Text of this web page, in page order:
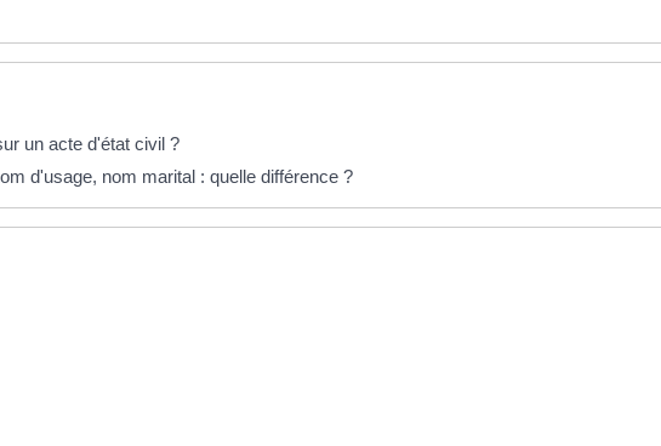
un acte d'état civil ?
d'usage, nom marital : quelle différence ?